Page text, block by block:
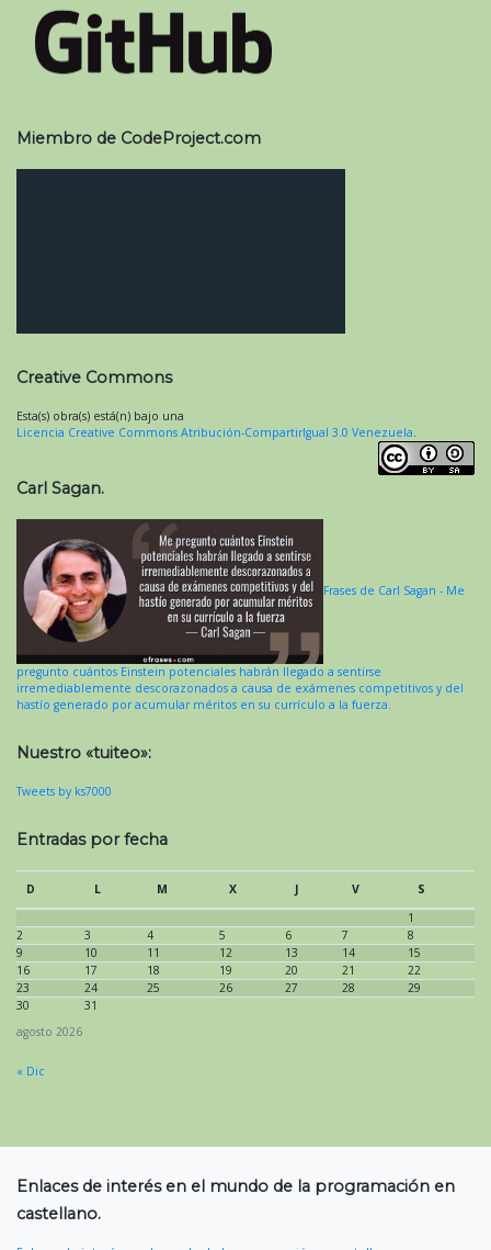
Miembro de CodeProject.com
Creative Commons
Esta(s) obra(s) está(n) bajo una
Licencia Creative Commons Atribución-CompartirIgual 3.0 Venezuela.
Carl Sagan.
Frases de Carl Sagan - Me
pregunto cuántos Einstein potenciales habrán llegado a sentirse
irremediablemente descorazonados a causa de exámenes competitivos y del
hastío generado por acumular méritos en su currículo a la fuerza.
Nuestro «tuiteo»:
Tweets by ks7000
Entradas por fecha
agosto 2026
D L M X J V
S
1
2
3 4 5 6 7
8
9
10 11 12 13 14
15
16
17 18 19 20 21
22
23
24 25 26 27 28
29
30
31
« Dic
Enlaces de interés en el mundo de la programación en
castellano.